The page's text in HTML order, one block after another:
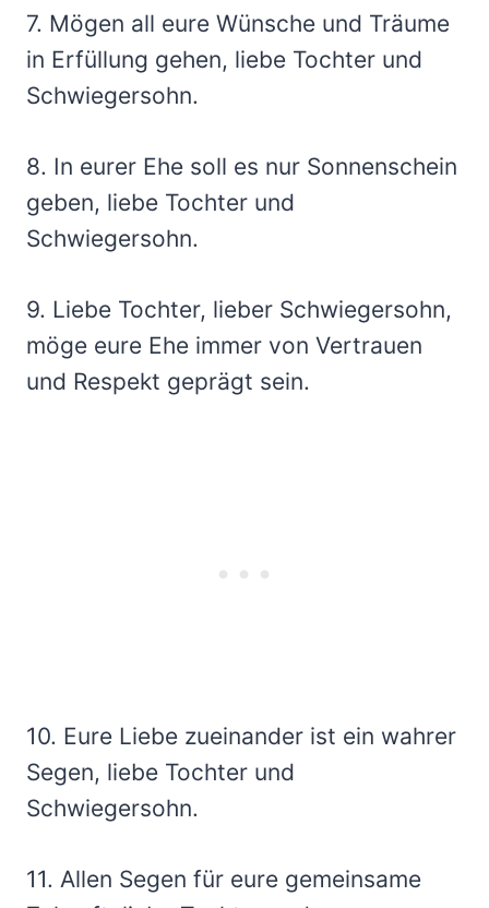
7. Mögen all eure Wünsche und Träume
in Erfüllung gehen, liebe Tochter und
Schwiegersohn.
8. In eurer Ehe soll es nur Sonnenschein
geben, liebe Tochter und
Schwiegersohn.
9. Liebe Tochter, lieber Schwiegersohn,
möge eure Ehe immer von Vertrauen
und Respekt geprägt sein.
10. Eure Liebe zueinander ist ein wahrer
Segen, liebe Tochter und
Schwiegersohn.
11. Allen Segen für eure gemeinsame